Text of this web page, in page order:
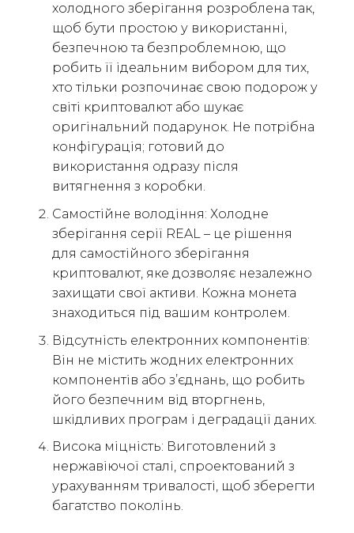
холодного зберігання розроблена так,
щоб бути простою у використанні,
безпечною та безпроблемною, що
робить її ідеальним вибором для тих,
хто тільки розпочинає свою подорож у
світі криптовалют або шукає
оригінальний подарунок. Не потрібна
конфігурація; готовий до
використання одразу після
витягнення з коробки.
Самостійне володіння: Холодне
зберігання серії REAL – це рішення
для самостійного зберігання
криптовалют, яке дозволяє незалежно
захищати свої активи. Кожна монета
знаходиться під вашим контролем.
Відсутність електронних компонентів:
Він не містить жодних електронних
компонентів або з’єднань, що робить
його безпечним від вторгнень,
шкідливих програм і деградації даних.
Висока міцність: Виготовлений з
нержавіючої сталі, спроектований з
урахуванням тривалості, щоб зберегти
багатство поколінь.